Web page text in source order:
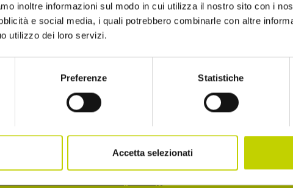
inoltre informazioni sul modo in cui utilizza il nostro sito con i
e social media, i quali potrebbero combinarle con altre
utilizzo dei loro servizi.
Preferenze Statistiche
Accetta selezionati
di avere più di 14 anni
di ricevere comunicazioni, come indicato nel
2.b dell'informativa ex art. 13 Reg. UE 2016/679
la normativa sulla privacy